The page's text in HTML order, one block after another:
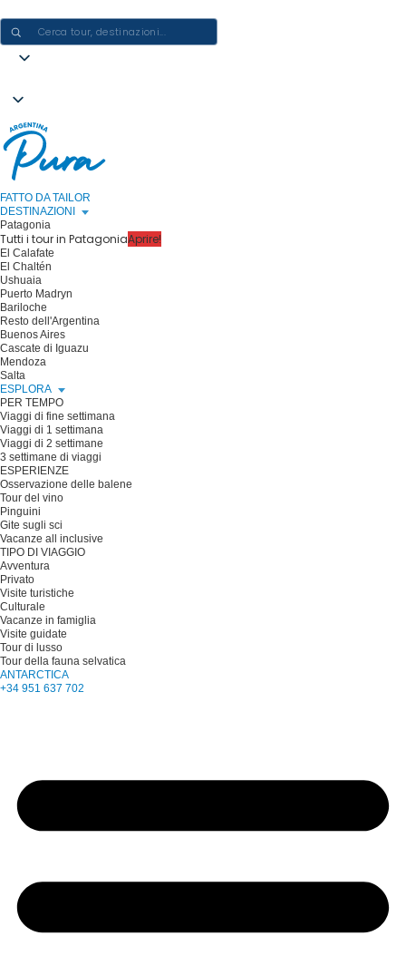
FATTO DA TAILOR
DESTINAZIONI
Patagonia
Tutti i tour in PatagoniaAprire!
El Calafate
El Chaltén
Ushuaia
Puerto Madryn
Bariloche
Resto dell'Argentina
Buenos Aires
Cascate di Iguazu
Mendoza
Salta
ESPLORA
PER TEMPO
Viaggi di fine settimana
Viaggi di 1 settimana
Viaggi di 2 settimane
3 settimane di viaggi
ESPERIENZE
Osservazione delle balene
Tour del vino
Pinguini
Gite sugli sci
Vacanze all inclusive
TIPO DI VIAGGIO
Avventura
Privato
Visite turistiche
Culturale
Vacanze in famiglia
Visite guidate
Tour di lusso
Tour della fauna selvatica
ANTARCTICA
+34 951 637 702